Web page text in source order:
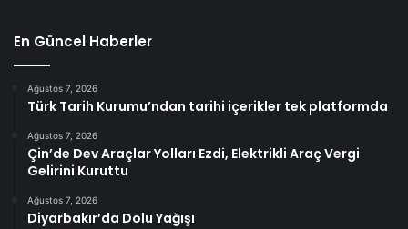
En Güncel Haberler
Ağustos 7, 2026
Türk Tarih Kurumu’ndan tarihi içerikler tek platformda
Ağustos 7, 2026
Çin’de Dev Araçlar Yolları Ezdi, Elektrikli Araç Vergi
Gelirini Kuruttu
Ağustos 7, 2026
Diyarbakır’da Dolu Yağışı